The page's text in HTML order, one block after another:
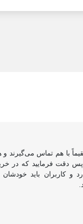
با هم تماس می‌گیرند و
پس دقت فرمایید که در
و کاربران باید